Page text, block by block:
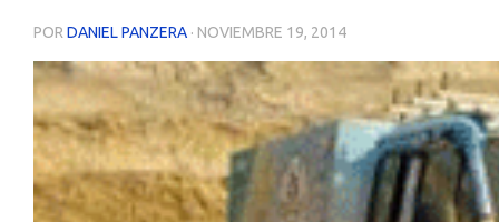
POR DANIEL PANZERA · NOVIEMBRE 19, 2014